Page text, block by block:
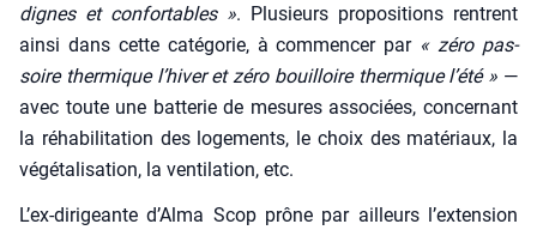
dignes et confor­tables ». Plu­sieurs pro­po­si­tions rentrent
ain­si dans cette caté­go­rie, à com­men­cer par « zéro pas­
soire ther­mique l’hi­ver et zéro bouilloire ther­mique l’é­té » —
avec toute une bat­te­rie de mesures asso­ciées, concer­nant
la réha­bi­li­ta­tion des loge­ments, le choix des maté­riaux, la
végé­ta­li­sa­tion, la ven­ti­la­tion, etc.
L’ex-diri­geante d’Al­ma Scop prône par ailleurs l’ex­ten­sion